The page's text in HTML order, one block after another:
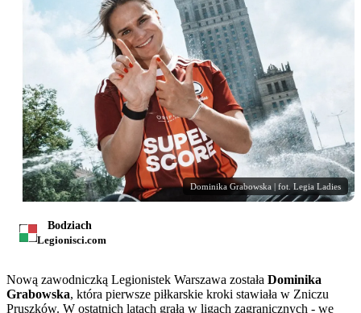
Dominika Grabowska | fot. Legia Ladies
Bodziach
Legionisci.com
Nową zawodniczką Legionistek Warszawa została Dominika
Grabowska, która pierwsze piłkarskie kroki stawiała w Zniczu
Pruszków. W ostatnich latach grała w ligach zagranicznych - we